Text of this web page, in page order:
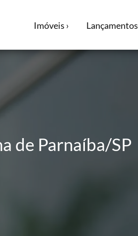
Imóveis › Lançamentos
de Parnaíba/SP